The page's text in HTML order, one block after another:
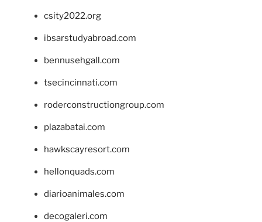
csity2022.org
ibsarstudyabroad.com
bennusehgall.com
tsecincinnati.com
roderconstructiongroup.com
plazabatai.com
hawkscayresort.com
hellonquads.com
diarioanimales.com
decogaleri.com